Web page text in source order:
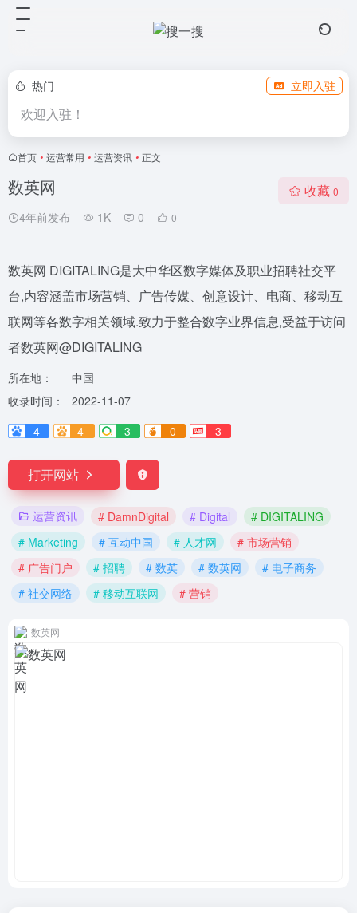
热门 立即入驻
欢迎入驻！
首页 • 运营常用 • 运营资讯 • 正文
数英网
4年前发布 1K 0 0
收藏 0
数英网 DIGITALING是大中华区数字媒体及职业招聘社交平
台,内容涵盖市场营销、广告传媒、创意设计、电商、移动互
联网等各数字相关领域.致力于整合数字业界信息,受益于访问
者数英网@DIGITALING
所在地：
中国
收录时间：
2022-11-07
4
4- 3 0 3
打开网站
运营资讯 # DamnDigital # Digital
# DIGITALING
# Marketing
# 互动中国 # 人才网
# 市场营销
# 广告门户
# 招聘 # 数英 # 数英网
# 电子商务
# 社交网络
# 移动互联网 # 营销
数英网